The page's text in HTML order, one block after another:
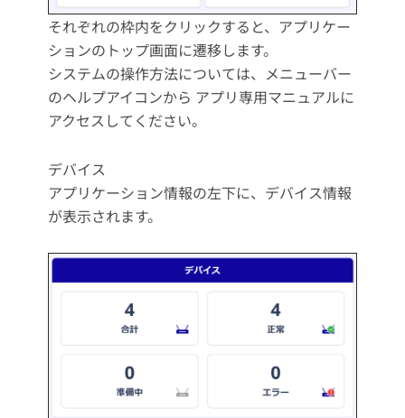
それぞれの枠内をクリックすると、アプリケー
ションのトップ画面に遷移します。
システムの操作方法については、メニューバー
のヘルプアイコンから アプリ専用マニュアルに
アクセスしてください。
デバイス
アプリケーション情報の左下に、デバイス情報
が表示されます。